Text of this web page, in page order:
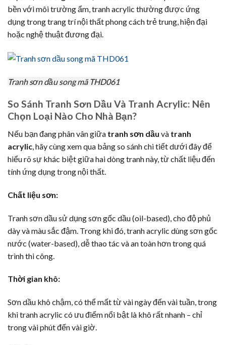
bền với môi trường ẩm, tranh acrylic thường được ứng
dụng trong trang trí nội thất phong cách trẻ trung, hiện đại
hoặc nghệ thuật đương đại.
Tranh sơn dầu song mã THD061
So Sánh Tranh Sơn Dầu Và Tranh Acrylic: Nên
Chọn Loại Nào Cho Nhà Bạn?
Nếu bạn đang phân vân giữa tranh sơn dầu và tranh
acrylic, hãy cùng xem qua bảng so sánh chi tiết dưới đây để
hiểu rõ sự khác biệt giữa hai dòng tranh này, từ chất liệu đến
tính ứng dụng trong nội thất.
Chất liệu sơn:
Tranh sơn dầu sử dụng sơn gốc dầu (oil-based), cho độ phủ
dày và màu sắc đậm. Trong khi đó, tranh acrylic dùng sơn gốc
nước (water-based), dễ thao tác và an toàn hơn trong quá
trình thi công.
Thời gian khô:
Sơn dầu khô chậm, có thể mất từ vài ngày đến vài tuần, trong
khi tranh acrylic có ưu điểm nổi bật là khô rất nhanh – chỉ
trong vài phút đến vài giờ.